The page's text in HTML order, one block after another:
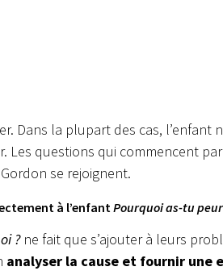
Dans la plupart des cas, l’enfant
Les questions qui commencent
se rejoignent.
à l’enfant Pourquoi as-tu
?ne fait que s’ajouter à leurs
analyser la cause et fournir une